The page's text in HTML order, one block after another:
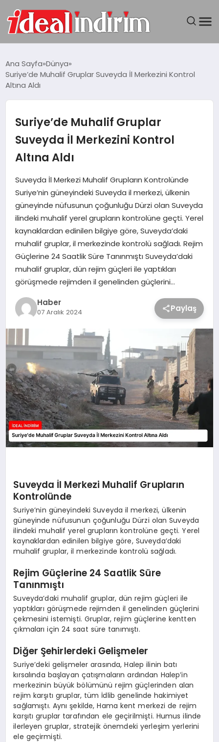
BILGISAYAR
SEYAHAT
TEKNOLOJI
YAŞAM
Ana Sayfa Dünya
Suriye’de Muhalif Gruplar Suveyda İl Merkezini Kontrol
Altına Aldı
Suriye’de Muhalif Gruplar
Suveyda İl Merkezini Kontrol
Altına Aldı
Suveyda İl Merkezi Muhalif Grupların Kontrolünde
Suriye’nin güneyindeki Suveyda il merkezi, ülkenin
güneyinde nüfusunun çoğunluğu Dürzi olan Suveyda
ilindeki muhalif yerel grupların kontrolüne geçti. Yerel
kaynaklardan edinilen bilgiye göre, Suveyda’daki
muhalif gruplar, il merkezinde kontrolü sağladı. Rejim
Güçlerine 24 Saatlik Süre Tanınmıştı Suveyda’daki
muhalif gruplar, dün rejim güçleri ile yaptıkları
görüşmede rejimden il genelinden güçlerini…
Haber
07 Aralık 2024 Paylaş
Suveyda İl Merkezi Muhalif Grupların
Kontrolünde
Suriye’nin güneyindeki Suveyda il merkezi, ülkenin
güneyinde nüfusunun çoğunluğu Dürzi olan Suveyda
ilindeki muhalif yerel grupların kontrolüne geçti. Yerel
kaynaklardan edinilen bilgiye göre, Suveyda’daki
muhalif gruplar, il merkezinde kontrolü sağladı.
Rejim Güçlerine 24 Saatlik Süre
Tanınmıştı
Suveyda’daki muhalif gruplar, dün rejim güçleri ile
yaptıkları görüşmede rejimden il genelinden güçlerini
çekmesini istemişti. Gruplar, rejim güçlerine kentten
çıkmaları için 24 saat süre tanımıştı.
Diğer Şehirlerdeki Gelişmeler
Suriye’deki gelişmeler arasında, Halep ilinin batı
kırsalında başlayan çatışmaların ardından Halep’in
merkezinin büyük bölümünü rejim güçlerinden alan
rejim karşıtı gruplar, tüm İdlib genelinde hakimiyet
sağlamıştı. Aynı şekilde, Hama kent merkezi de rejim
karşıtı gruplar tarafından ele geçirilmişti. Humus ilinde
ilerleyen gruplar, stratejik önemdeki yerleşim yerlerini
ele geçirmişti.